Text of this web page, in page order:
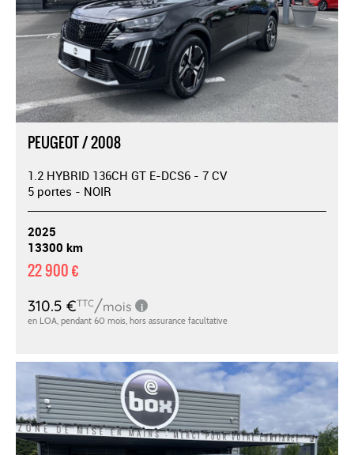
PEUGEOT / 2008
1.2 HYBRID 136CH GT E-DCS6 - 7 CV
5 portes - NOIR
2025
13300 km
22 900 €